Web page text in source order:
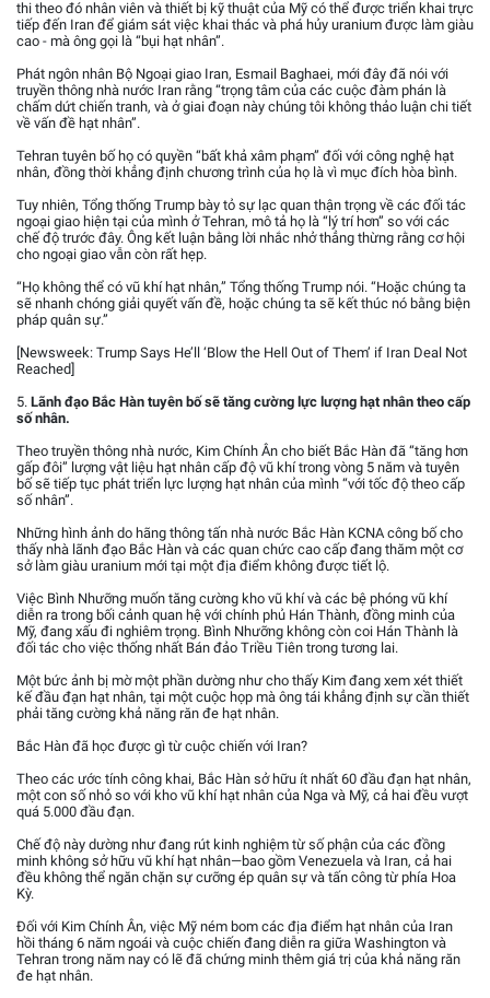
thi theo đó nhân viên và thiết bị kỹ thuật của Mỹ có thể được triển khai trực
tiếp đến Iran để giám sát việc khai thác và phá hủy uranium được làm giàu
cao - mà ông gọi là “bụi hạt nhân”.
Phát ngôn nhân Bộ Ngoại giao Iran, Esmail Baghaei, mới đây đã nói với
truyền thông nhà nước Iran rằng “trọng tâm của các cuộc đàm phán là
chấm dứt chiến tranh, và ở giai đoạn này chúng tôi không thảo luận chi tiết
về vấn đề hạt nhân”.
Tehran tuyên bố họ có quyền “bất khả xâm phạm” đối với công nghệ hạt
nhân, đồng thời khẳng định chương trình của họ là vì mục đích hòa bình.
Tuy nhiên, Tổng thống Trump bày tỏ sự lạc quan thận trọng về các đối tác
ngoại giao hiện tại của mình ở Tehran, mô tả họ là “lý trí hơn” so với các
chế độ trước đây. Ông kết luận bằng lời nhắc nhở thẳng thừng rằng cơ hội
cho ngoại giao vẫn còn rất hẹp.
“Họ không thể có vũ khí hạt nhân,” Tổng thống Trump nói. “Hoặc chúng ta
sẽ nhanh chóng giải quyết vấn đề, hoặc chúng ta sẽ kết thúc nó bằng biện
pháp quân sự.”
[Newsweek: Trump Says He’ll ‘Blow the Hell Out of Them’ if Iran Deal Not
Reached]
5. Lãnh đạo Bắc Hàn tuyên bố sẽ tăng cường lực lượng hạt nhân theo cấp
số nhân.
Theo truyền thông nhà nước, Kim Chính Ân cho biết Bắc Hàn đã “tăng hơn
gấp đôi” lượng vật liệu hạt nhân cấp độ vũ khí trong vòng 5 năm và tuyên
bố sẽ tiếp tục phát triển lực lượng hạt nhân của mình “với tốc độ theo cấp
số nhân”.
Những hình ảnh do hãng thông tấn nhà nước Bắc Hàn KCNA công bố cho
thấy nhà lãnh đạo Bắc Hàn và các quan chức cao cấp đang thăm một cơ
sở làm giàu uranium mới tại một địa điểm không được tiết lộ.
Việc Bình Nhưỡng muốn tăng cường kho vũ khí và các bệ phóng vũ khí
diễn ra trong bối cảnh quan hệ với chính phủ Hán Thành, đồng minh của
Mỹ, đang xấu đi nghiêm trọng. Bình Nhưỡng không còn coi Hán Thành là
đối tác cho việc thống nhất Bán đảo Triều Tiên trong tương lai.
Một bức ảnh bị mờ một phần dường như cho thấy Kim đang xem xét thiết
kế đầu đạn hạt nhân, tại một cuộc họp mà ông tái khẳng định sự cần thiết
phải tăng cường khả năng răn đe hạt nhân.
Bắc Hàn đã học được gì từ cuộc chiến với Iran?
Theo các ước tính công khai, Bắc Hàn sở hữu ít nhất 60 đầu đạn hạt nhân,
một con số nhỏ so với kho vũ khí hạt nhân của Nga và Mỹ, cả hai đều vượt
quá 5.000 đầu đạn.
Chế độ này dường như đang rút kinh nghiệm từ số phận của các đồng
minh không sở hữu vũ khí hạt nhân—bao gồm Venezuela và Iran, cả hai
đều không thể ngăn chặn sự cưỡng ép quân sự và tấn công từ phía Hoa
Kỳ.
Đối với Kim Chính Ân, việc Mỹ ném bom các địa điểm hạt nhân của Iran
hồi tháng 6 năm ngoái và cuộc chiến đang diễn ra giữa Washington và
Tehran trong năm nay có lẽ đã chứng minh thêm giá trị của khả năng răn
đe hạt nhân.